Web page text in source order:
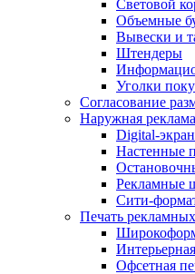
Световой
Объемные
Вывески и
Штендеры
Уголки
Согласование
Наружная реклама
Digital-
Настенные
Рекламные
Сити-
Печать
Офсетная